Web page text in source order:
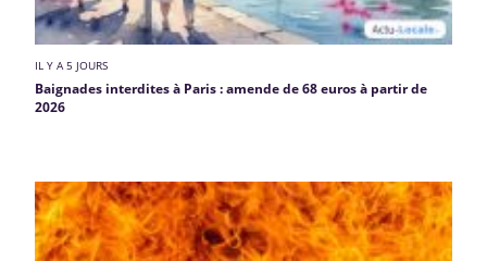
IL Y A 5 JOURS
Baignades interdites à Paris : amende de 68 euros à partir de
2026